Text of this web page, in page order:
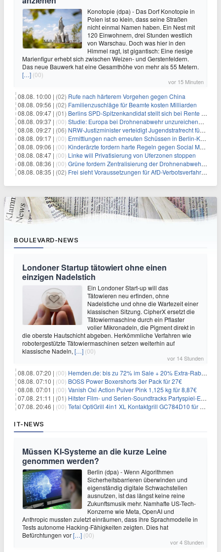
Konotopie (dpa) - Das Dorf Konotopie in
Polen ist so klein, dass seine Straßen
nicht einmal Namen haben. Ein Nest mit
120 Einwohnern, drei Stunden westlich
von Warschau. Doch was hier in den
Himmel ragt, ist gigantisch: Eine riesige
Marienfigur erhebt sich zwischen Weizen- und Gerstenfeldern.
Das neue Bauwerk hat eine Gesamthöhe von mehr als 55 Metern.
[…] (00)
vor 15 Minuten
08.08. 10:00 | (02) Rufe nach härterem Vorgehen gegen China
08.08. 09:56 | (02) Familienzuschläge für Beamte kosten Milliarden
08.08. 09:47 | (01) Berlins SPD-Spitzenkandidat stellt sich bei Rente mit 63 quer
08.08. 09:37 | (00) Studie: Europa bei Drohnenabwehr unzureichend vorbereitet
08.08. 09:27 | (06) NRW-Justizminister verteidigt Jugendstrafrecht für Heranwachsende
08.08. 09:17 | (00) Ermittlungen nach erneuten Schüssen in Berlin-Kreuzberg dauern an
08.08. 09:06 | (00) Kinderärzte fordern harte Regeln gegen Social Media
08.08. 08:47 | (00) Linke will Privatisierung von Uferzonen stoppen
08.08. 08:36 | (00) Grüne fordern Zentralisierung der Drohnenabwehr bei Bundespolizei
08.08. 08:35 | (02) Frei sieht Voraussetzungen für AfD-Verbotsverfahren nicht gegeben
BOULEVARD-NEWS
Londoner Startup tätowiert ohne einen
einzigen Nadelstich
Ein Londoner Start-up will das
Tätowieren neu erfinden, ohne
Nadelstiche und ohne die Wartezeit einer
klassischen Sitzung. CipherX ersetzt die
Tätowiermaschine durch ein Pflaster
voller Mikronadeln, die Pigment direkt in
die oberste Hautschicht abgeben. Herkömmliche Verfahren wie
robotergestützte Tätowiermaschinen setzen weiterhin auf
klassische Nadeln, […] (00)
vor 14 Stunden
08.08. 07:20 | (00) Hemden.de: bis zu 72% im Sale + 20% Extra-Rabatt dank Gutschein
08.08. 07:10 | (00) BOSS Power Boxershorts 3er Pack für 27€
08.08. 07:01 | (00) Vanish Oxi Action Pulver Pink 1,125 kg für 8,87€
07.08. 21:11 | (01) Hitster Film- und Serien-Soundtracks Partyspiel-Erweiterung für 6,99€
07.08. 20:46 | (00) Tefal OptiGrill 4in1 XL Kontaktgrill GC784D10 für 239,99€
IT-NEWS
Müssen KI-Systeme an die kurze Leine
genommen werden?
Berlin (dpa) - Wenn Algorithmen
Sicherheitsbarrieren überwinden und
eigenständig digitale Schwachstellen
ausnutzen, ist das längst keine reine
Zukunftsmusik mehr. Namhafte US-Tech-
Konzerne wie Meta, OpenAI und
Anthropic mussten zuletzt einräumen, dass ihre Sprachmodelle in
Tests autonome Hacking-Fähigkeiten zeigten. Dies hat
Befürchtungen vor[…] (00)
vor 4 Stunden